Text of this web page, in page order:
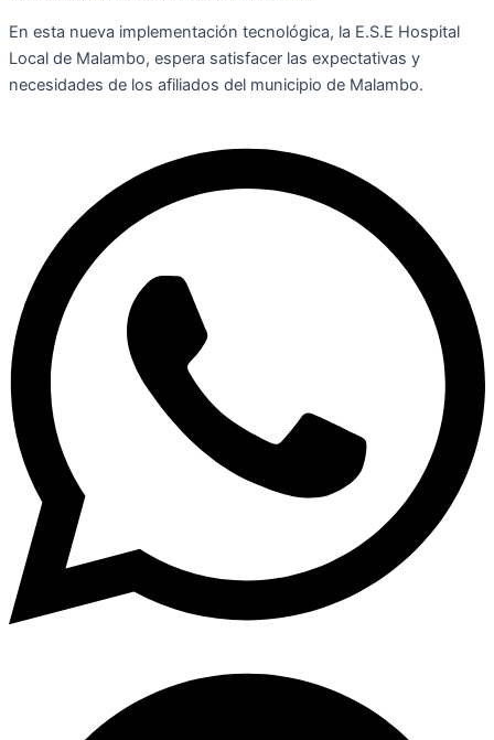
En esta nueva implementación tecnológica, la E.S.E Hospital
Local de Malambo, espera satisfacer las expectativas y
necesidades de los afiliados del municipio de Malambo.